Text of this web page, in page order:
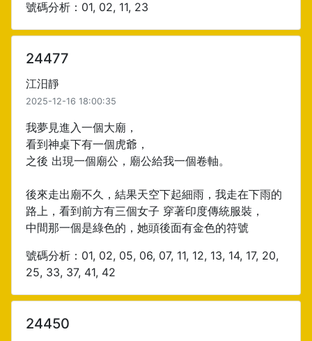
號碼分析：01, 02, 11, 23
24477
江汨靜
2025-12-16 18:00:35
我夢見進入一個大廟，
看到神桌下有一個虎爺，
之後 出現一個廟公，廟公給我一個卷軸。
後來走出廟不久，結果天空下起細雨，我走在下雨的
路上，看到前方有三個女子 穿著印度傳統服裝，
中間那一個是綠色的，她頭後面有金色的符號
號碼分析：01, 02, 05, 06, 07, 11, 12, 13, 14, 17, 20,
25, 33, 37, 41, 42
24450